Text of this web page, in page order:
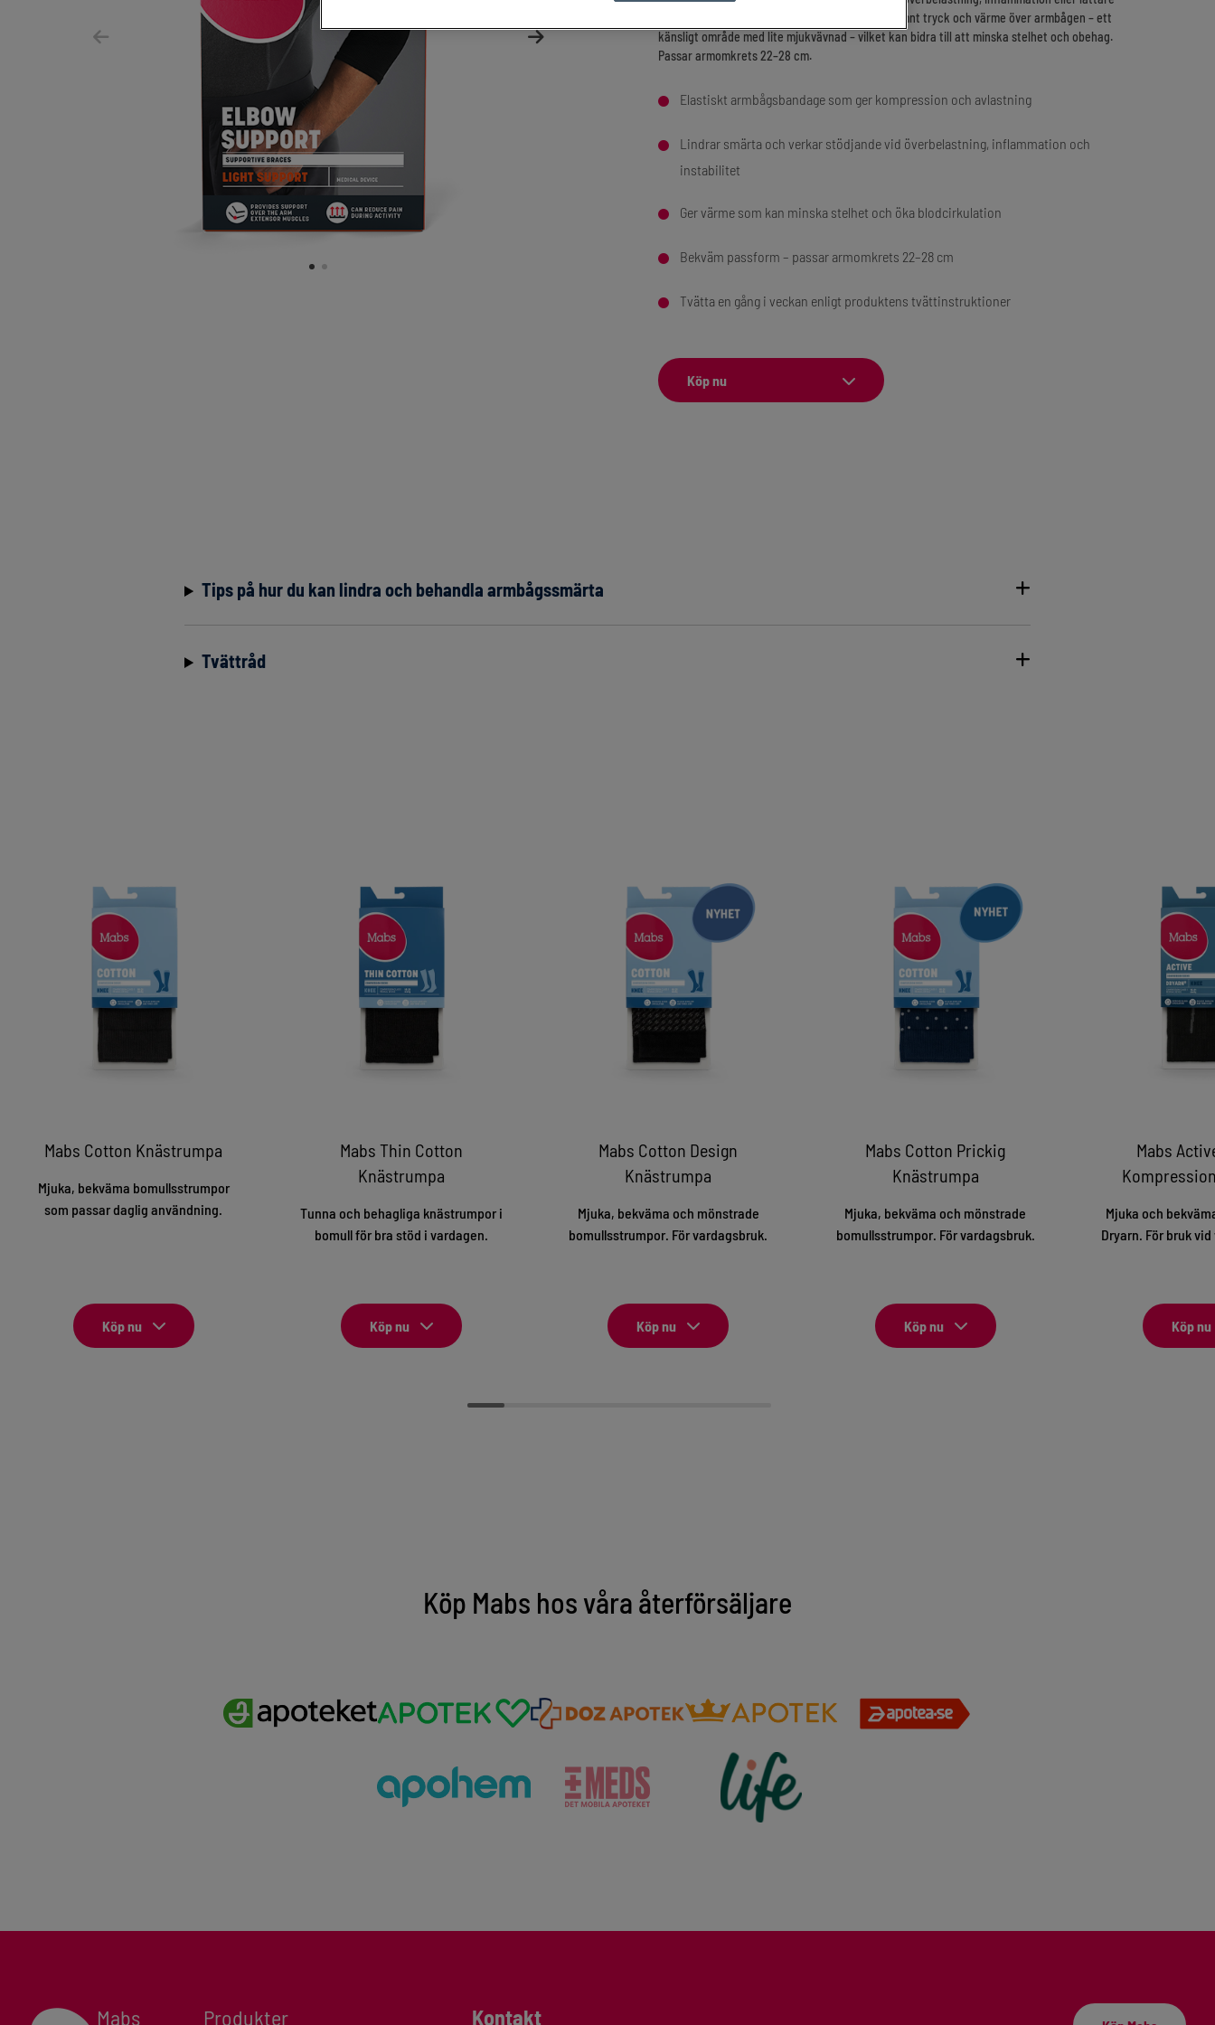
instabilitet. Den elastiska passformen ger ett jämnt tryck och värme över armbågen – ett
känsligt område med lite mjukvävnad – vilket kan bidra till att minska stelhet och obehag.
Passar armomkrets 22–28 cm.
Elastiskt armbågsbandage som ger kompression och avlastning
Lindrar smärta och verkar stödjande vid överbelastning, inflammation och
instabilitet
Ger värme som kan minska stelhet och öka blodcirkulation
Bekväm passform – passar armomkrets 22–28 cm
Tvätta en gång i veckan enligt produktens tvättinstruktioner
Köp nu
Tips på hur du kan lindra och behandla armbågssmärta
Tvättråd
Mabs Cotton Knästrumpa
Mjuka, bekväma bomullsstrumpor
som passar daglig användning.
Köp nu
Mabs Thin Cotton
Knästrumpa
Tunna och behagliga knästrumpor i
bomull för bra stöd i vardagen.
Köp nu
Mabs Cotton Design
Knästrumpa
Mjuka, bekväma och mönstrade
bomullsstrumpor. För vardagsbruk.
Köp nu
Mabs Cotton Prickig
Knästrumpa
Mjuka, bekväma och mönstrade
bomullsstrumpor. För vardagsbruk.
Köp nu
Mabs
Mjuka och
Dryarn. För bruk
Köp nu
Köp Mabs hos våra återförsäljare
Mabs Produkter Kontakt